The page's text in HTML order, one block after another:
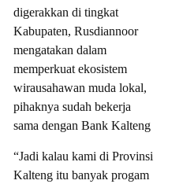
digerakkan di tingkat
Kabupaten, Rusdiannoor
mengatakan dalam
memperkuat ekosistem
wirausahawan muda lokal,
pihaknya sudah bekerja
sama dengan Bank Kalteng
“Jadi kalau kami di Provinsi
Kalteng itu banyak progam